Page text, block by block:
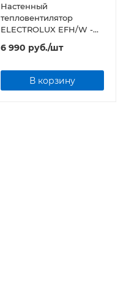
Настенный
тепловентилятор
ELECTROLUX EFH/W -
6 990 руб./шт
В корзину